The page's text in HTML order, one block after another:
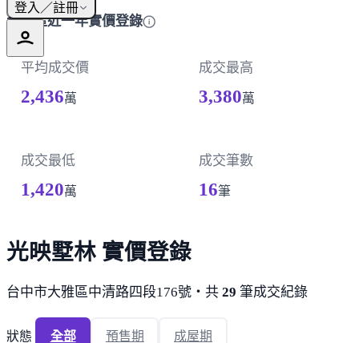
登入／註冊
大雅區近一年實價登錄
平均成交價
2,436萬
成交最高
3,380萬
成交最低
1,420萬
成交筆數
16筆
光映墅林 實價登錄
台中市大雅區中清路四段176號・共 29 筆成交紀錄
狀態 全部 預售期 成屋期